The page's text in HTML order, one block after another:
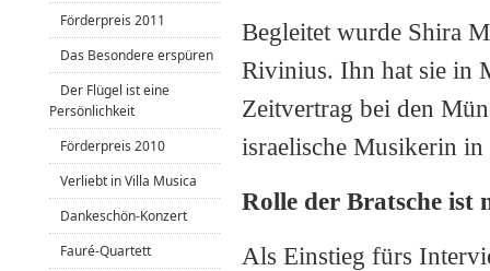
Begleitet wurde Shira
Rivinius. Ihn hat sie in
Zeitvertrag bei den
israelische Musikerin
Rolle der Bratsche ist
Als Einstieg fürs
Förderpreis 2011
Das Besondere erspüren
Der Flügel ist eine
Persönlichkeit
Förderpreis 2010
Verliebt in Villa Musica
Dankeschön-Konzert
Fauré-Quartett